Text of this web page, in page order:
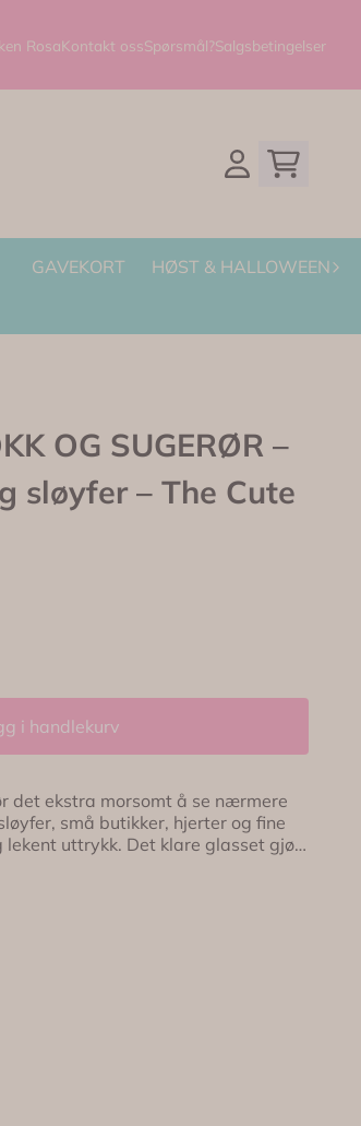
RosaKontakt ossSpørsmål?Salgsbetingelser
GAVEKORT
HØST & HALLOWEEN
OG SUGERØR –
sløyfer – The Cute
i handlekurv
det ekstra morsomt å se nærmere
små butikker, hjerter og fine
klare glasset gjør
og sugerøret gir en